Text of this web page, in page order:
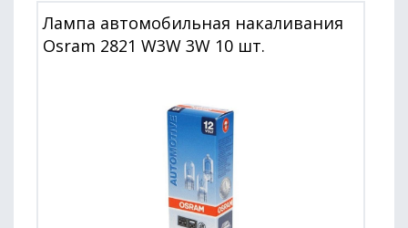
Лампа автомобильная накаливания
Osram 2821 W3W 3W 10 шт.